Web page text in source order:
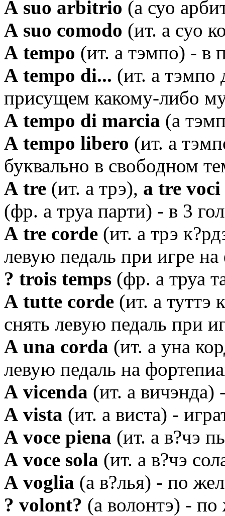
А suo arbitrio (а суо
А suo comodo (ит. а суо
А tempo (ит. а тэмпо) - в
А tempo di... (ит. а тэмпо
присущем какому-либо
А tempo di marcia (а
А tempo libero (ит. а
буквально в свободном
А tre (ит. а трэ), a tre voci
(фр. а труа парти) - в 3
А tre corde (ит. а трэ
левую педаль при игре
? trois temps (фр. а труа
А tutte corde (ит. а туттэ
снять левую педаль при
А una corda (ит. а уна
левую педаль на
А vicenda (ит. а вичэнда)
А vista (ит. а виста) -
А voce piena (ит. а в?чэ
А voce sola (ит. а в?чэ
А voglia (а в?лья) - по
? volont? (а волонтэ) -